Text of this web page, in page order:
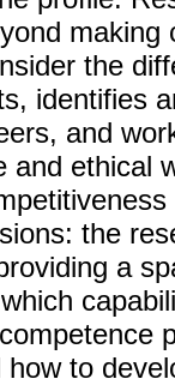
the
identifies
and
and ethical
the
a
to